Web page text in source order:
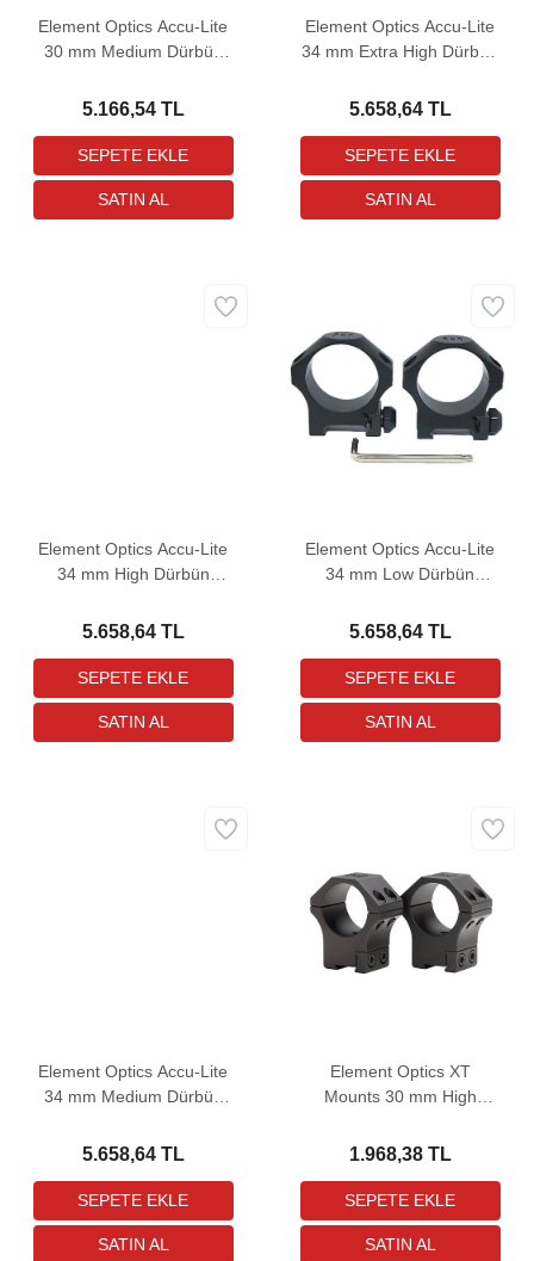
Element Optics Accu-Lite
30 mm Medium Dürbün
5.166,54 TL
Element Optics Accu-Lite
34 mm Extra High Dürbün
5.658,64 TL
Element Optics Accu-Lite
34 mm High Dürbün
5.658,64 TL
Element Optics Accu-Lite
34 mm Low Dürbün
5.658,64 TL
Element Optics Accu-Lite
34 mm Medium Dürbün
5.658,64 TL
Element Optics XT
Mounts 30 mm High
Ayağı
1.968,38 TL